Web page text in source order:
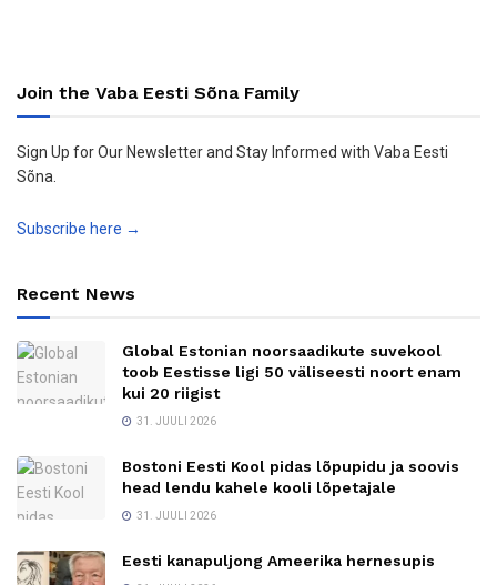
Join the Vaba Eesti Sõna Family
Sign Up for Our Newsletter and Stay Informed with Vaba Eesti
Sõna.
Subscribe here →
Recent News
Global Estonian noorsaadikute suvekool
toob Eestisse ligi 50 väliseesti noort enam
kui 20 riigist
31. JUULI 2026
Bostoni Eesti Kool pidas lõpupidu ja soovis
head lendu kahele kooli lõpetajale
31. JUULI 2026
Eesti kanapuljong Ameerika hernesupis